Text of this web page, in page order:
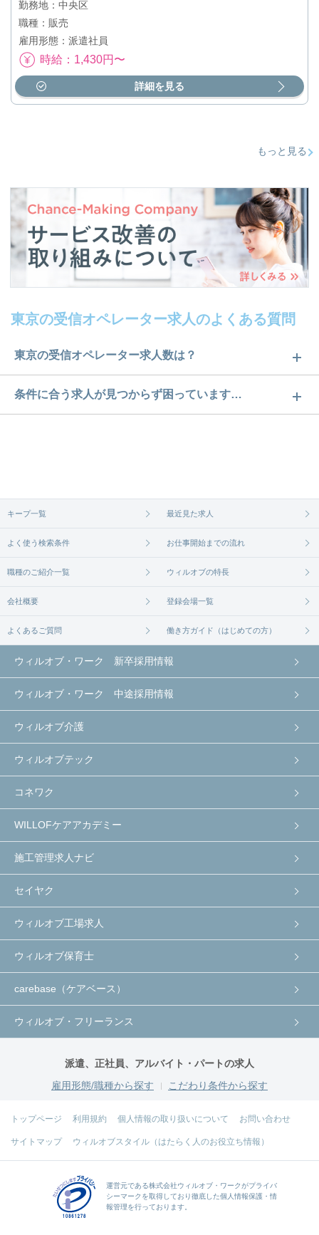
勤務地：中央区
職種：販売
雇用形態：派遣社員
時給：1,430円〜
詳細を見る
もっと見る
東京の受信オペレーター求人のよくある質問
東京の受信オペレーター求人数は？
東京の受信オペレーター求人数は135件です。どのよ
うな求人があるかぜひチェックしてみてください。
条件に合う求人が見つからず困っています…
無料相談の登録はコチラから
キープ一覧 最近見た求人
よく使う検索条件 お仕事開始までの流れ
職種のご紹介一覧 ウィルオブの特長
会社概要 登録会場一覧
よくあるご質問 働き方ガイド（はじめての方）
ウィルオブ・ワーク 新卒採用情報
ウィルオブ・ワーク 中途採用情報
ウィルオブ介護
ウィルオブテック
コネワク
WILLOFケアアカデミー
施工管理求人ナビ
セイヤク
ウィルオブ工場求人
ウィルオブ保育士
carebase（ケアベース）
ウィルオブ・フリーランス
派遣、正社員、アルバイト・パートの求人
雇用形態/職種から探す
こだわり条件から探す
トップページ 利用規約 個人情報の取り扱いについて お問い合わせ
サイトマップ ウィルオブスタイル（はたらく人のお役立ち情報）
運営元である株式会社ウィルオブ・ワークがプライバ
シーマークを取得しており徹底した個人情報保護・情
報管理を行っております。